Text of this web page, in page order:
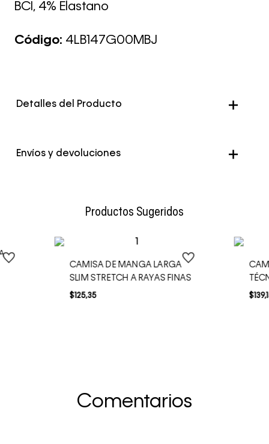
BCI, 4% Elastano
Código: 4LB147G00MBJ
Detalles del Producto
Envíos y devoluciones
Productos Sugeridos
CAMISA DE MANGA LARGA
SLIM STRETCH A RAYAS FINAS
$125,35 $139,
Comentarios